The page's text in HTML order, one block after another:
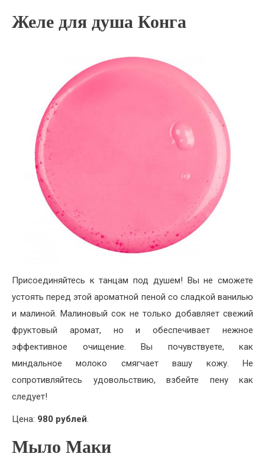
Желе для душа Конга
Присоединяйтесь к танцам под душем! Вы не сможете
устоять перед этой ароматной пеной со сладкой ванилью
и малиной. Малиновый сок не только добавляет свежий
фруктовый аромат, но и обеспечивает нежное
эффективное очищение. Вы почувствуете, как
миндальное молоко смягчает вашу кожу. Не
сопротивляйтесь удовольствию, взбейте пену как
следует!
Цена: 980 рублей.
Мыло Маки